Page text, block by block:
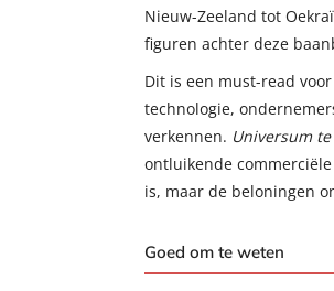
Nieuw-Zeeland tot
figuren achter deze
Dit is een must-read
technologie,
verkennen. Universum
ontluikende
is, maar de beloningen
Goed om te weten